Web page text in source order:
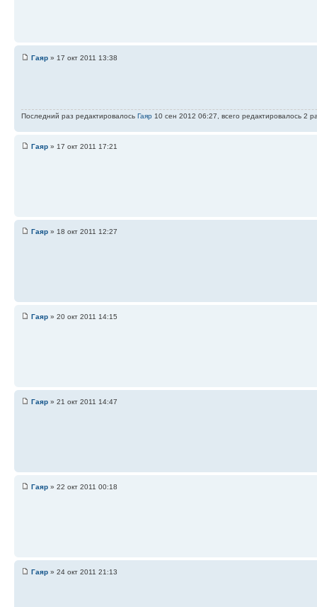
Гаяр » 17 окт 2011 13:38
Последний раз редактировалось Гаяр 10 сен 2012 06:27, всего редактировалось 2
Гаяр » 17 окт 2011 17:21
Гаяр » 18 окт 2011 12:27
Гаяр » 20 окт 2011 14:15
Гаяр » 21 окт 2011 14:47
Гаяр » 22 окт 2011 00:18
Гаяр » 24 окт 2011 21:13